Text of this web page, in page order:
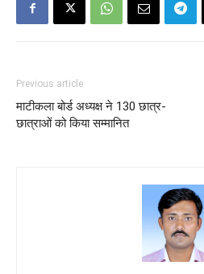
Previous article
माटीकला बोर्ड अध्यक्ष ने 130 छात्र-
छात्राओं को किया सम्मानित